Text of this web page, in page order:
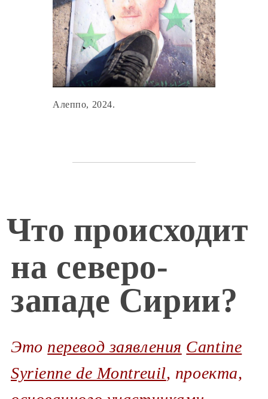
Алеппо, 2024.
Что происходит
на северо-
западе Сирии?
Это перевод заявления Cantine
Syrienne de Montreuil, проекта,